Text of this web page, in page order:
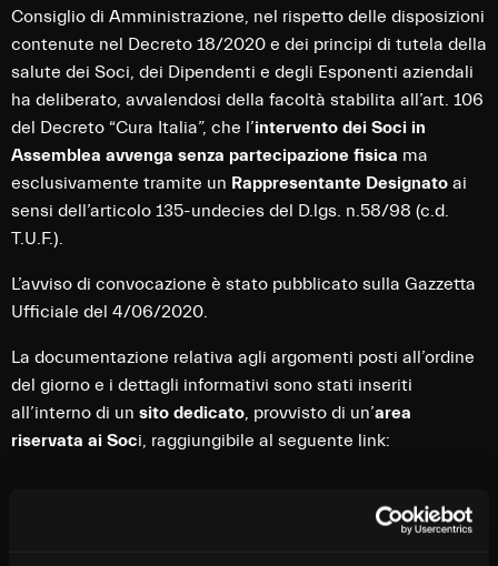
Consiglio di Amministrazione, nel rispetto delle disposizioni
contenute nel Decreto 18/2020 e dei principi di tutela della
salute dei Soci, dei Dipendenti e degli Esponenti aziendali
ha deliberato, avvalendosi della facoltà stabilita all’art. 106
del Decreto “Cura Italia”, che l’intervento dei Soci in
Assemblea avvenga senza partecipazione fisica ma
esclusivamente tramite un Rappresentante Designato ai
sensi dell’articolo 135-undecies del D.lgs. n.58/98 (c.d.
T.U.F.).
L’avviso di convocazione è stato pubblicato sulla Gazzetta
Ufficiale del 4/06/2020.
La documentazione relativa agli argomenti posti all’ordine
del giorno e i dettagli informativi sono stati inseriti
all’interno di un sito dedicato , provvisto di un’area
riservata ai Soci, raggiungibile al seguente link:
www.assembleasocibv.it<<<